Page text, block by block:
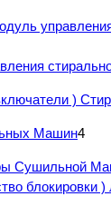
)
Машин4
Сушильной
блокировки